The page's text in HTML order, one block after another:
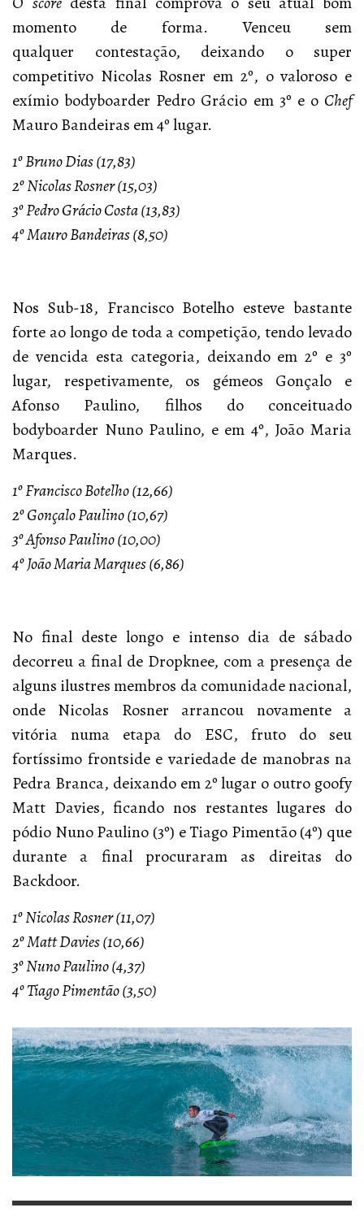
momento de forma. Venceu sem
qualquer contestação, deixando o super
competitivo Nicolas Rosner em 2º, o valoroso e
exímio bodyboarder Pedro Grácio em 3º e o Chef
Mauro Bandeiras em 4º lugar.
1º Bruno Dias (17,83)
2º Nicolas Rosner (15,03)
3º Pedro Grácio Costa (13,83)
4º Mauro Bandeiras (8,50)
Nos Sub-18, Francisco Botelho esteve bastante
forte ao longo de toda a competição, tendo levado
de vencida esta categoria, deixando em 2º e 3º
lugar, respetivamente, os gémeos Gonçalo e
Afonso Paulino, filhos do conceituado
bodyboarder Nuno Paulino, e em 4º, João Maria
Marques.
1º Francisco Botelho (12,66)
2º Gonçalo Paulino (10,67)
3º Afonso Paulino (10,00)
4º João Maria Marques (6,86)
No final deste longo e intenso dia de sábado
decorreu a final de Dropknee, com a presença de
alguns ilustres membros da comunidade nacional,
onde Nicolas Rosner arrancou novamente a
vitória numa etapa do ESC, fruto do seu
fortíssimo frontside e variedade de manobras na
Pedra Branca, deixando em 2º lugar o outro goofy
Matt Davies, ficando nos restantes lugares do
pódio Nuno Paulino (3º) e Tiago Pimentão (4º) que
durante a final procuraram as direitas do
Backdoor.
1º Nicolas Rosner (11,07)
2º Matt Davies (10,66)
3º Nuno Paulino (4,37)
4º Tiago Pimentão (3,50)